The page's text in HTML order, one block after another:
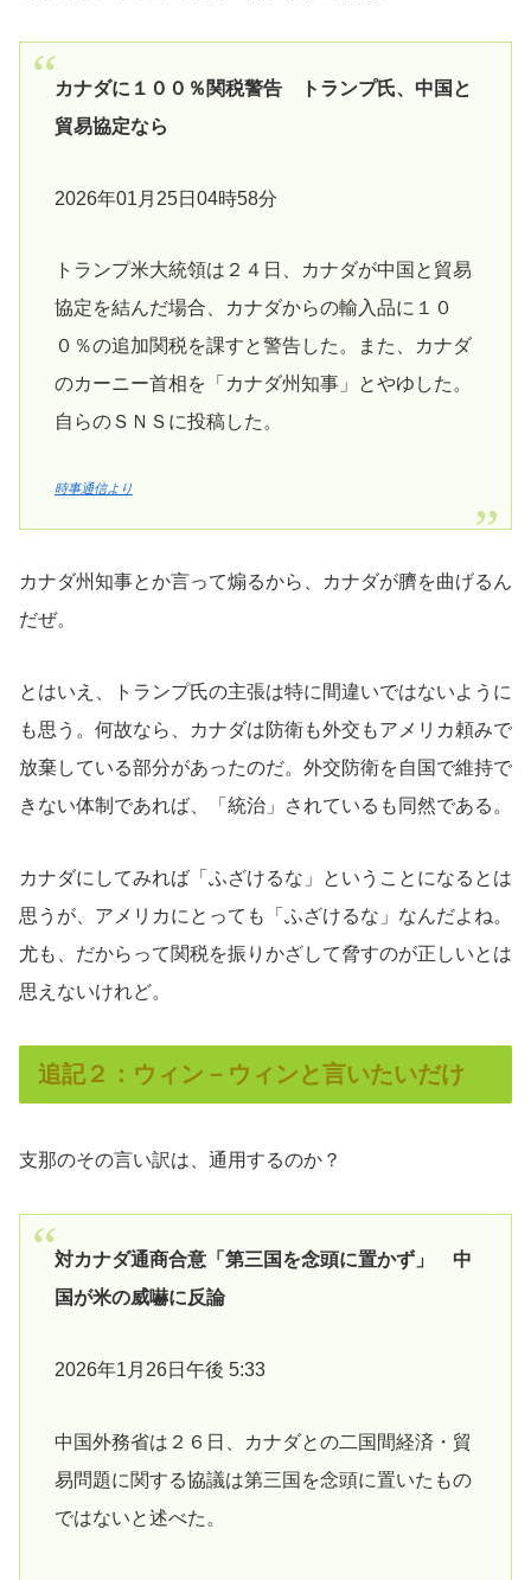
カナダに１００％関税警告 トランプ氏、中国と
貿易協定なら
2026年01月25日04時58分
トランプ米大統領は２４日、カナダが中国と貿易
協定を結んだ場合、カナダからの輸入品に１０
０％の追加関税を課すと警告した。また、カナダ
のカーニー首相を「カナダ州知事」とやゆした。
自らのＳＮＳに投稿した。
時事通信より
カナダ州知事とか言って煽るから、カナダが臍を曲げるん
だぜ。
とはいえ、トランプ氏の主張は特に間違いではないように
も思う。何故なら、カナダは防衛も外交もアメリカ頼みで
放棄している部分があったのだ。外交防衛を自国で維持で
きない体制であれば、「統治」されているも同然である。
カナダにしてみれば「ふざけるな」ということになるとは
思うが、アメリカにとっても「ふざけるな」なんだよね。
尤も、だからって関税を振りかざして脅すのが正しいとは
思えないけれど。
追記２：ウィン－ウィンと言いたいだけ
支那のその言い訳は、通用するのか？
対カナダ通商合意「第三国を念頭に置かず」 中
国が米の威嚇に反論
2026年1月26日午後 5:33
中国外務省は２６日、カナダとの二国間経済・貿
易問題に関する協議は第三国を念頭に置いたもの
ではないと述べた。